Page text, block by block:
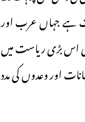
ہے جہاں عرب اور
ووٹ رکھنے والی اس بڑی ریاست میں
اور وعدوں کی مدد